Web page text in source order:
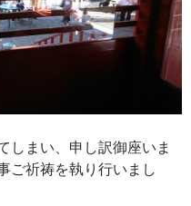
しまい、申し訳御座いま
ご祈祷を執り行いまし